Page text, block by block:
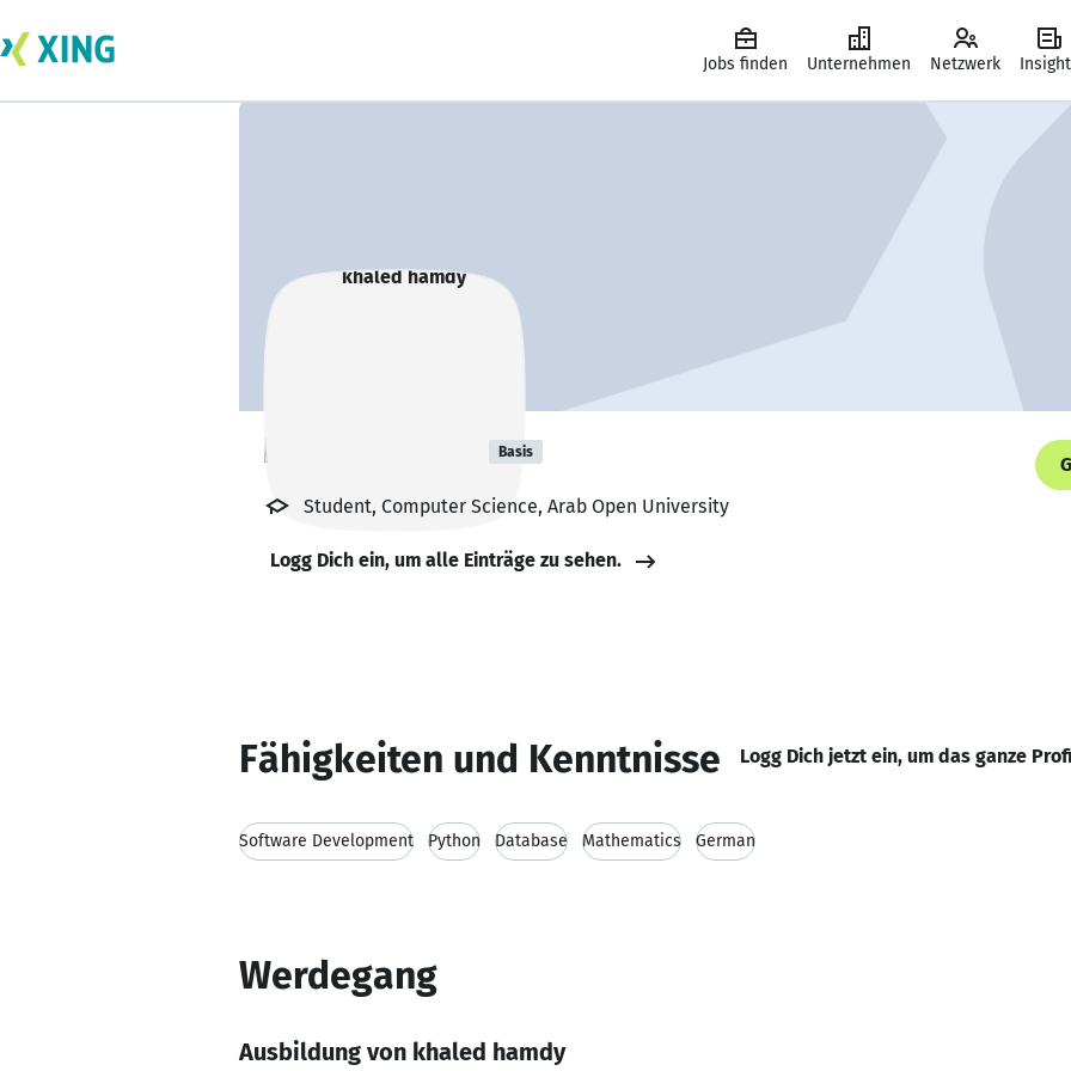
Jobs finden Unternehmen Netzwerk
khaled hamdy Basis
Student, Computer Science, Arab Open University
Logg Dich ein, um alle Einträge zu sehen.
Fähigkeiten und Kenntnisse Logg Dich jetzt ein, um das ganze
Software Development Python Database Mathematics German
Werdegang
Ausbildung von khaled hamdy